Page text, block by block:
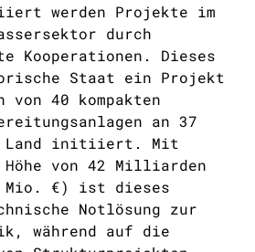
werden Projekte im
durch
Kooperationen. Dieses
Staat ein Projekt
40 kompakten
an 37
Land initiiert. Mit
Höhe von 42 Milliarden
Mio. €) ist dieses
Notlösung zur
während auf die